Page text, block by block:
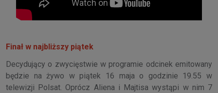
Finał w najbliższy piątek
Decydujący o zwycięstwie w programie odcinek emitowany
będzie na żywo w piątek 16 maja o godzinie 19.55 w
telewizji Polsat. Oprócz Aliena i Majtisa wystąpi w nim 7